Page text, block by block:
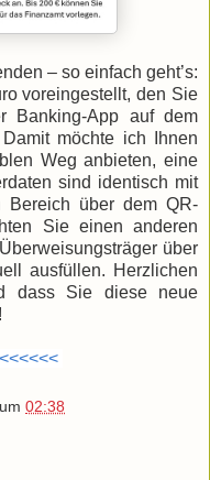
– so einfach geht’s:
voreingestellt, den Sie
Banking-App auf dem
möchte ich Ihnen
Weg anbieten, eine
sind identisch mit
über dem QR-
Sie einen anderen
über
ausfüllen. Herzlichen
dass Sie diese neue
um 02:38